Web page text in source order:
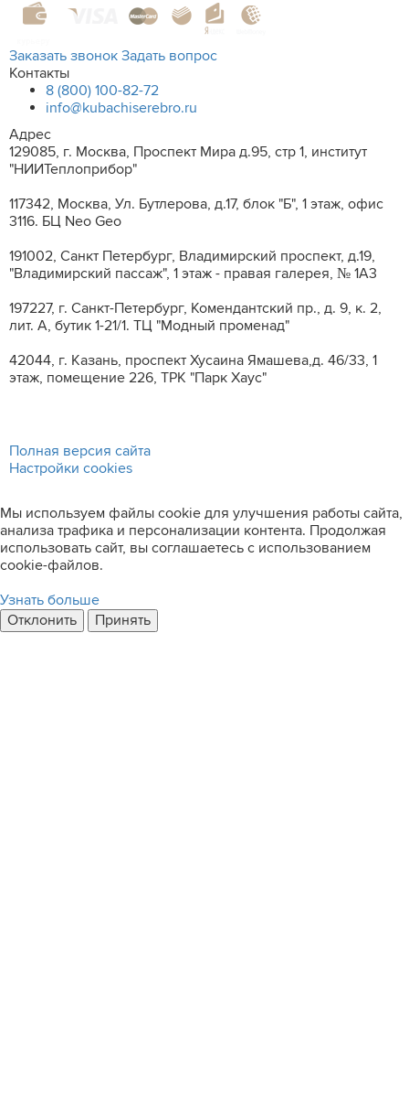
Заказать звонок Задать вопрос
Контакты
8 (800) 100-82-72
info@kubachiserebro.ru
Адрес
129085, г. Москва, Проспект Мира д.95, стр 1, институт
"НИИТеплоприбор"
117342, Москва, Ул. Бутлерова, д.17, блок "Б", 1 этаж, офис
3116. БЦ Neo Geo
191002, Санкт Петербург, Владимирский проспект, д.19,
"Владимирский пассаж", 1 этаж - правая галерея, № 1А3
197227, г. Санкт-Петербург, Комендантский пр., д. 9, к. 2,
лит. A, бутик 1-21/1. ТЦ "Модный променад"
42044, г. Казань, проспект Хусаина Ямашева,д. 46/33, 1
этаж, помещение 226, ТРК "Парк Хаус"
Полная версия сайта
Настройки cookies
Мы используем файлы cookie для улучшения работы сайта,
анализа трафика и персонализации контента. Продолжая
использовать сайт, вы соглашаетесь с использованием
cookie-файлов.
Узнать больше
Отклонить
Принять